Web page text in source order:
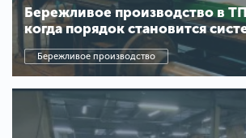
Бережливое производство в
когда порядок становится
Бережливое производство